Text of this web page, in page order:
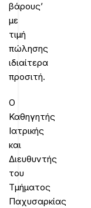
βάρους’
με
τιμή
πώλησης
ιδιαίτερα
προσιτή.
Ο
Καθηγητής
Ιατρικής
και
Διευθυντής
του
Τμήματος
Παχυσαρκίας